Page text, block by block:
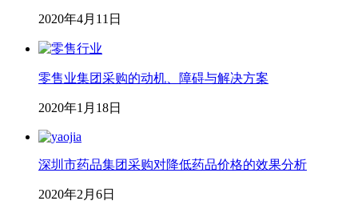
2020年4月11日
零售业集团采购的动机、障碍与解决方案
2020年1月18日
深圳市药品集团采购对降低药品价格的效果分析
2020年2月6日